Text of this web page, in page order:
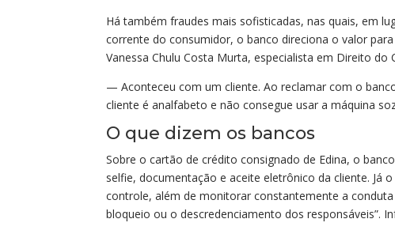
Há também fraudes mais sofisticadas, nas quais, em
corrente do consumidor, o banco direciona o valor
Vanessa Chulu Costa Murta, especialista em Direito do
— Aconteceu com um cliente. Ao reclamar com o
cliente é analfabeto e não consegue usar a máquina
O que dizem os bancos
Sobre o cartão de crédito consignado de Edina, o
selfie, documentação e aceite eletrônico da cliente. Já
controle, além de monitorar constantemente a
bloqueio ou o descredenciamento dos responsáveis”.